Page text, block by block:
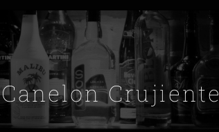
Canelon Crujiente